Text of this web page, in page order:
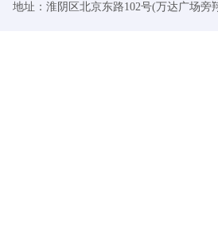
地址：淮阴区北京东路102号(万达广场